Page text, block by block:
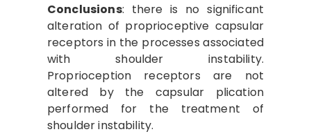
Conclusions: there is no significant
alteration of proprioceptive capsular
receptors in the processes associated
with shoulder instability.
Proprioception receptors are not
altered by the capsular plication
performed for the treatment of
shoulder instability.